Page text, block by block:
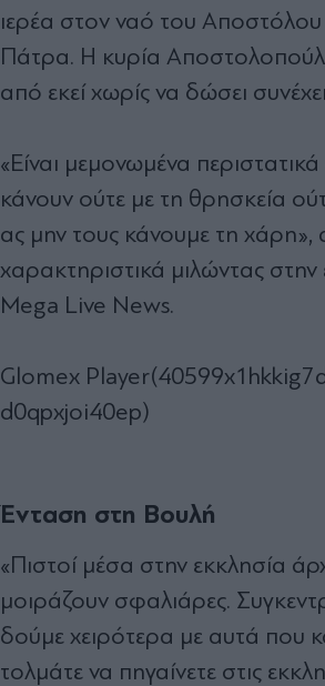
ιερέα στον ναό του
Πάτρα. Η κυρία
από εκεί χωρίς να δώσει
«Είναι μεμονωμένα
κάνουν ούτε με τη θρησκεία
ας μην τους κάνουμε τη χάρη»,
χαρακτηριστικά μιλώντας
Mega Live News.
Glomex
d0qpxjoi40ep)
Ένταση στη Βουλή
«Πιστοί μέσα στην εκκλησία
μοιράζουν σφαλιάρες.
δούμε χειρότερα με αυτά που
τολμάτε να πηγαίνετε στις